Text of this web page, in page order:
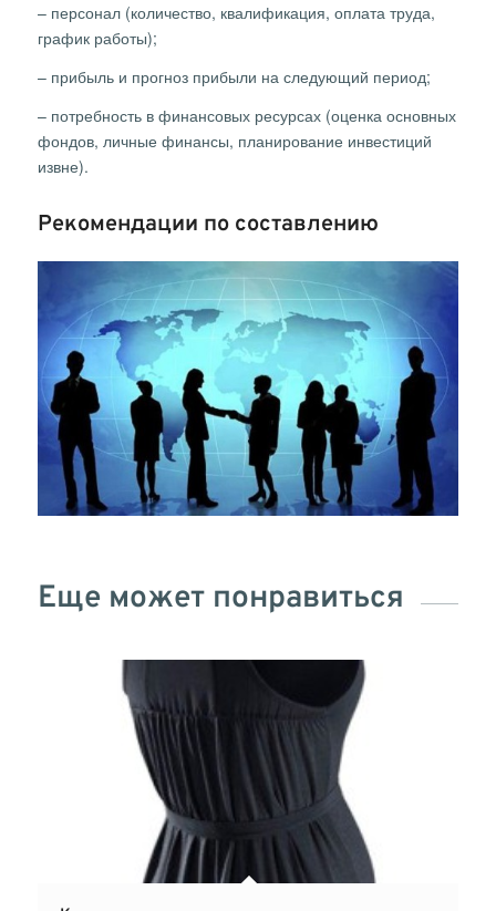
– персонал (количество, квалификация, оплата труда,
график работы);
– прибыль и прогноз прибыли на следующий период;
– потребность в финансовых ресурсах (оценка основных
фондов, личные финансы, планирование инвестиций
извне).
Рекомендации по составлению
Еще может понравиться